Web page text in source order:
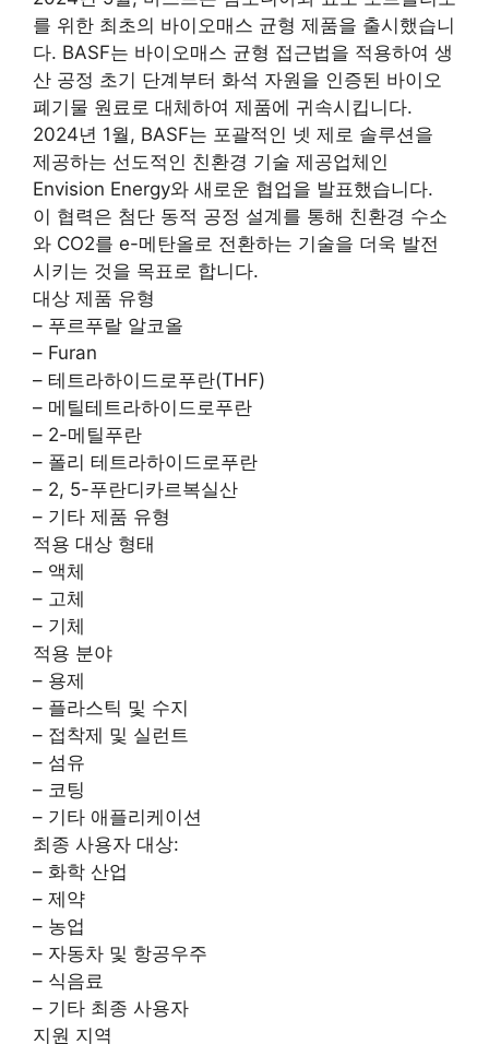
를 위한 최초의 바이오매스 균형 제품을 출시했습니
다. BASF는 바이오매스 균형 접근법을 적용하여 생
산 공정 초기 단계부터 화석 자원을 인증된 바이오
폐기물 원료로 대체하여 제품에 귀속시킵니다.
2024년 1월, BASF는 포괄적인 넷 제로 솔루션을
제공하는 선도적인 친환경 기술 제공업체인
Envision Energy와 새로운 협업을 발표했습니다.
이 협력은 첨단 동적 공정 설계를 통해 친환경 수소
와 CO2를 e-메탄올로 전환하는 기술을 더욱 발전
시키는 것을 목표로 합니다.
대상 제품 유형
– 푸르푸랄 알코올
– Furan
– 테트라하이드로푸란(THF)
– 메틸테트라하이드로푸란
– 2-메틸푸란
– 폴리 테트라하이드로푸란
– 2, 5-푸란디카르복실산
– 기타 제품 유형
적용 대상 형태
– 액체
– 고체
– 기체
적용 분야
– 용제
– 플라스틱 및 수지
– 접착제 및 실런트
– 섬유
– 코팅
– 기타 애플리케이션
최종 사용자 대상:
– 화학 산업
– 제약
– 농업
– 자동차 및 항공우주
– 식음료
– 기타 최종 사용자
지원 지역